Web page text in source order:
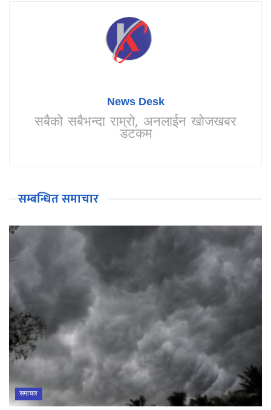
News Desk
सबैको सबैभन्दा राम्रो, अनलाईन खोजखबर
डटकम
सम्बन्धित समाचार
समाचार